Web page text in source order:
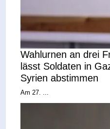
Wahlurnen an drei
lässt Soldaten in
Syrien abstimmen
Am 27. ...